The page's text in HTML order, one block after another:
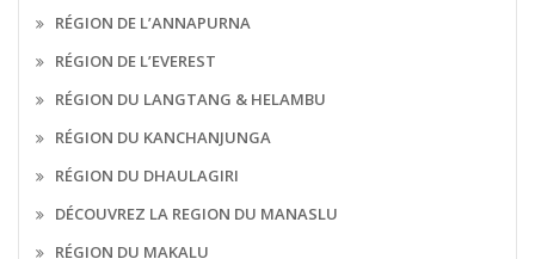
RÉGION DE L’ANNAPURNA
RÉGION DE L’EVEREST
RÉGION DU LANGTANG & HELAMBU
RÉGION DU KANCHANJUNGA
RÉGION DU DHAULAGIRI
DÉCOUVREZ LA REGION DU MANASLU
RÉGION DU MAKALU